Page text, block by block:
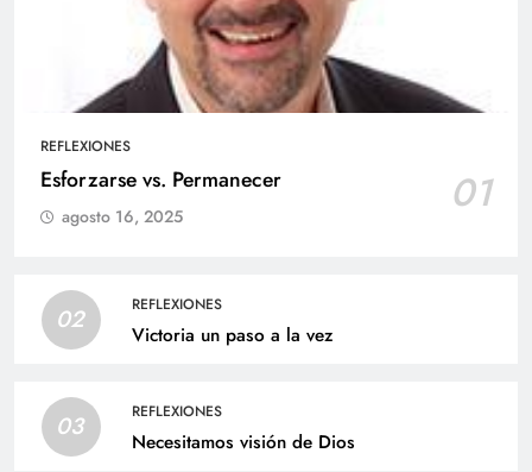
REFLEXIONES
Esforzarse vs. Permanecer 01
agosto 16, 2025
02 REFLEXIONES
Victoria un paso a la vez
03 REFLEXIONES
Necesitamos visión de Dios